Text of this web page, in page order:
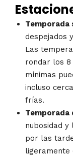
Temporada
despejados
Las
rondar los 8
mínimas
incluso
frías.
nubosidad y
por las
ligeramente